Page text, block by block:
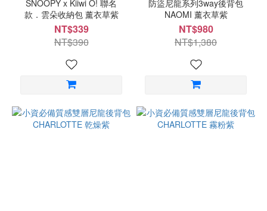
SNOOPY x Kiiwi O! 聯名
款．雲朵收納包 薰衣草紫
NT$339
NT$390
防盜尼龍系列3way後背包
NAOMI 薰衣草紫
NT$980
NT$1,380